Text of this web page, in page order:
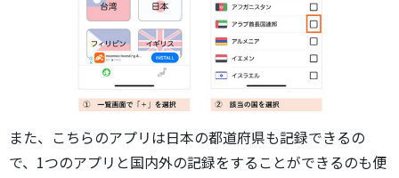
また、こちらのアプリは日本の都道府県も記録できるの
で、1つのアプリと国内外の記録をすることができるのも便